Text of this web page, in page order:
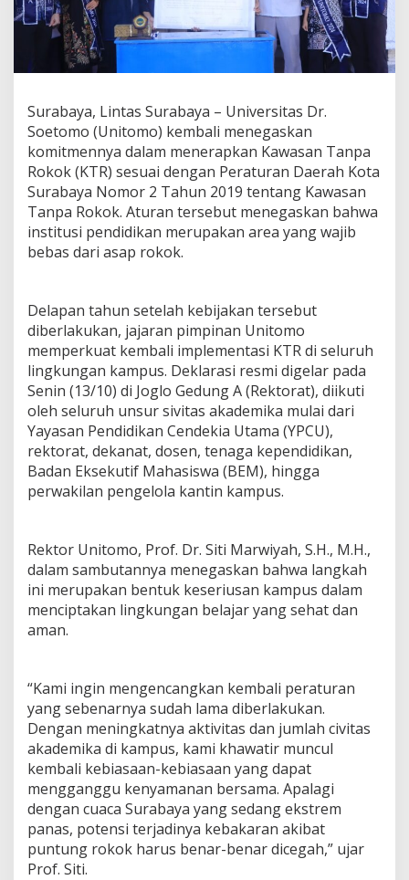
e
n
a
a
s
a
n
T
a
n
a
R
o
,
W
u
u
d
k
a
n
K
u
s
S
h
a
n
B
e
r
a
d
a
p
Surabaya, Lintas Surabaya – Universitas Dr.
Soetomo (Unitomo) kembali menegaskan
komitmennya dalam menerapkan Kawasan Tanpa
Rokok (KTR) sesuai dengan Peraturan Daerah Kota
Surabaya Nomor 2 Tahun 2019 tentang Kawasan
Tanpa Rokok. Aturan tersebut menegaskan bahwa
institusi pendidikan merupakan area yang wajib
bebas dari asap rokok.
Delapan tahun setelah kebijakan tersebut
diberlakukan, jajaran pimpinan Unitomo
memperkuat kembali implementasi KTR di seluruh
lingkungan kampus. Deklarasi resmi digelar pada
Senin (13/10) di Joglo Gedung A (Rektorat), diikuti
oleh seluruh unsur sivitas akademika mulai dari
Yayasan Pendidikan Cendekia Utama (YPCU),
rektorat, dekanat, dosen, tenaga kependidikan,
Badan Eksekutif Mahasiswa (BEM), hingga
perwakilan pengelola kantin kampus.
Rektor Unitomo, Prof. Dr. Siti Marwiyah, S.H., M.H.,
dalam sambutannya menegaskan bahwa langkah
ini merupakan bentuk keseriusan kampus dalam
menciptakan lingkungan belajar yang sehat dan
aman.
“Kami ingin mengencangkan kembali peraturan
yang sebenarnya sudah lama diberlakukan.
Dengan meningkatnya aktivitas dan jumlah civitas
akademika di kampus, kami khawatir muncul
kembali kebiasaan-kebiasaan yang dapat
mengganggu kenyamanan bersama. Apalagi
dengan cuaca Surabaya yang sedang ekstrem
panas, potensi terjadinya kebakaran akibat
puntung rokok harus benar-benar dicegah,” ujar
Prof. Siti.